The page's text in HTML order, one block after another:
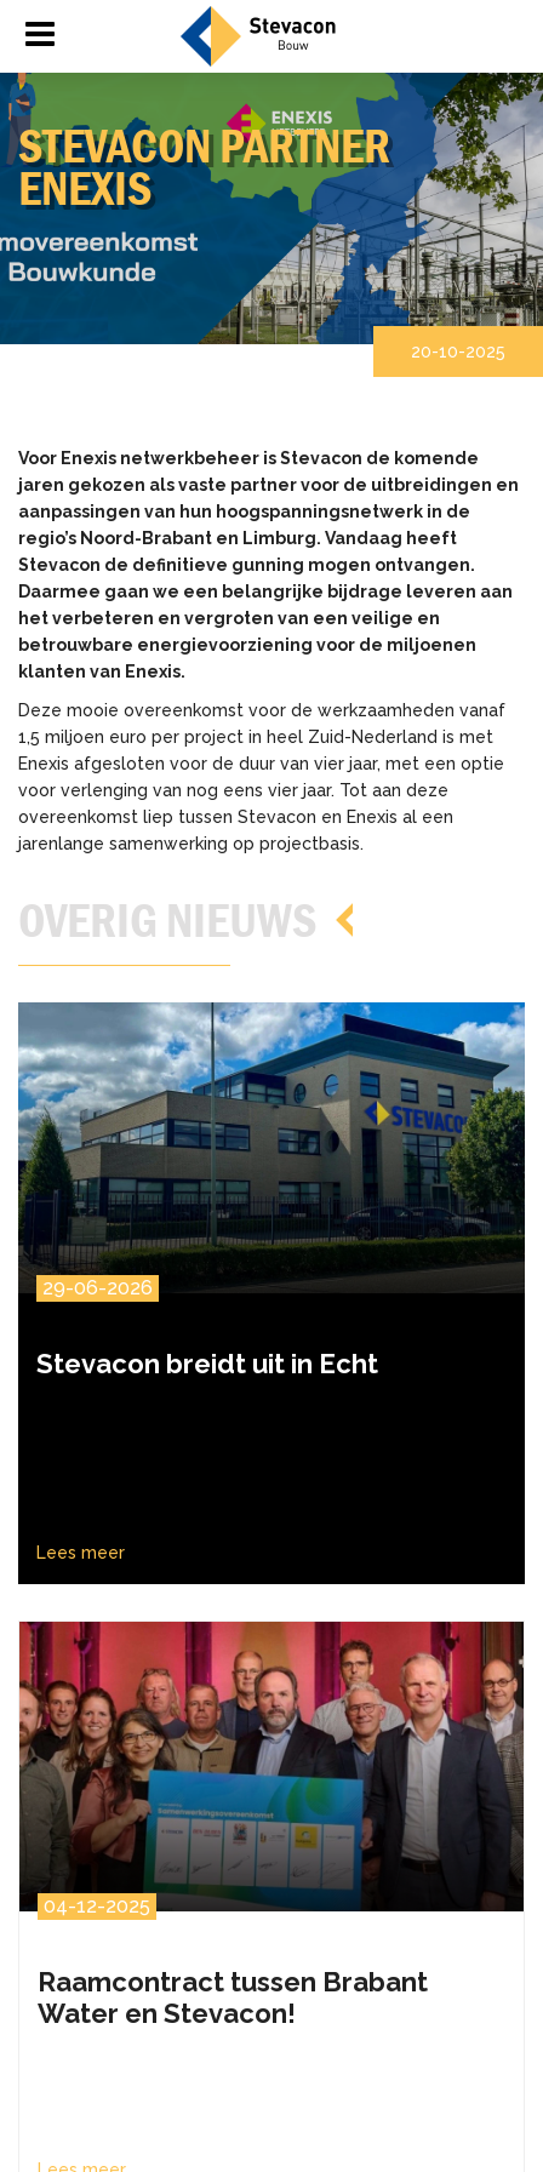
STE­VA­CON PART­NER
ENEXIS
20-10-2025
Voor Enexis netwerkbeheer is Stevacon de komende
jaren gekozen als vaste partner voor de uitbreidingen en
aanpassingen van hun hoogspanningsnetwerk in de
regio’s Noord-Brabant en Limburg. Vandaag heeft
Stevacon de definitieve gunning mogen ontvangen.
Daarmee gaan we een belangrijke bijdrage leveren aan
het verbeteren en vergroten van een veilige en
betrouwbare energievoorziening voor de miljoenen
klanten van Enexis.
Deze mooie overeenkomst voor de werkzaamheden vanaf
1,5 miljoen euro per project in heel Zuid-Nederland is met
Enexis afgesloten voor de duur van vier jaar, met een optie
voor verlenging van nog eens vier jaar. Tot aan deze
overeenkomst liep tussen Stevacon en Enexis al een
jarenlange samenwerking op projectbasis.
OVERIG NIEUWS
29-06-2026
Stevacon breidt uit in Echt
Lees meer
04-12-2025
Raamcontract tussen Brabant
Water en Stevacon!